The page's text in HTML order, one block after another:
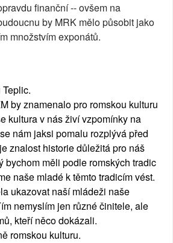
finanční -- ovšem na
by MRK mělo působit jako
množstvím exponátů.
by znamenalo pro romskou kulturu
kultura v nás živí vzpomínky na
nám jaksi pomalu rozplývá před
znalost historie důležitá pro náš
bychom měli podle romských tradic
naše mladé k těmto tradicím vést.
ukazovat naší mládeži naše
nemyslím jen různé činitele, ale
kteří něco dokázali.
romskou kulturu.